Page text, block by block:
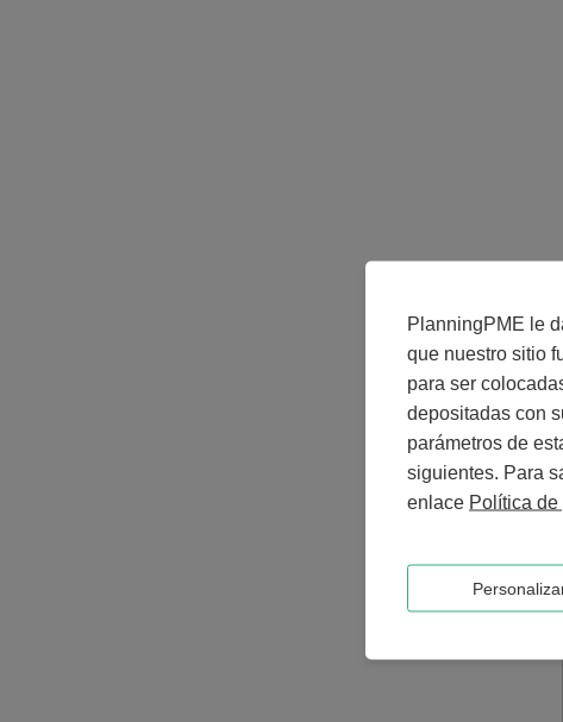
PlanningPME le
que nuestro sitio
para ser
depositadas con
parámetros de
siguientes. Para
enlace Política de